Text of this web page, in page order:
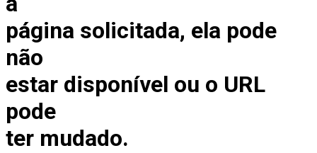
página solicitada, ela pode
não
estar disponível ou o URL
pode
ter mudado.